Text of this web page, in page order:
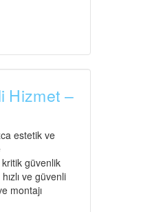
Hizmet –
estetik ve
güvenlik
ve güvenli
montajı